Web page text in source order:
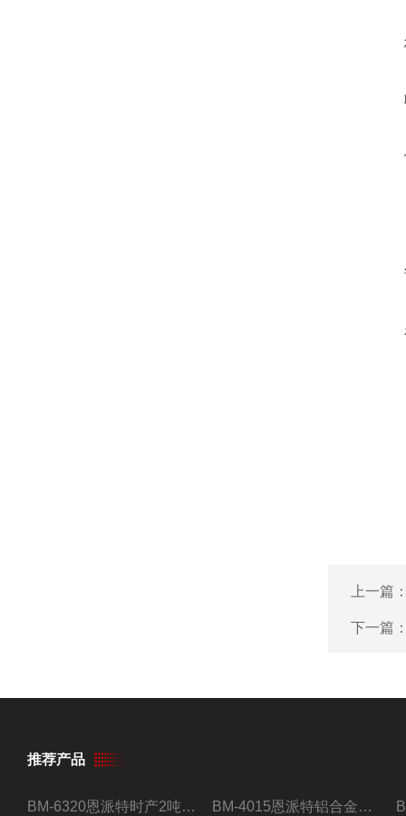
上一篇
下一篇
推荐产品
BM-6320恩派特时产2吨合金钢屑压饼机 BM-4015恩派特铝合金屑压饼机 脱油效果好